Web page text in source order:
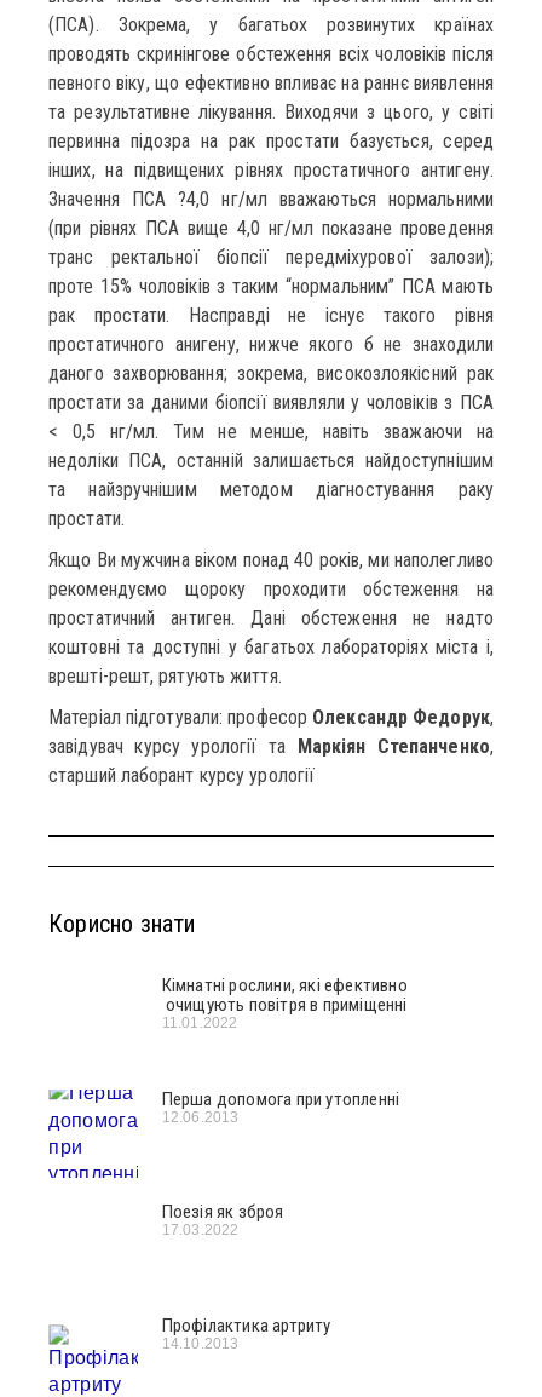
(ПСА). Зокрема, у багатьох розвинутих країнах
проводять скринінгове обстеження всіх чоловіків після
певного віку, що ефективно впливає на раннє виявлення
та результативне лікування. Виходячи з цього, у світі
первинна підозра на рак простати базується, серед
інших, на підвищених рівнях простатичного антигену.
Значення ПСА ?4,0 нг/мл вважаються нормальними
(при рівнях ПСА вище 4,0 нг/мл показане проведення
транс ректальної біопсії передміхурової залози);
проте 15% чоловіків з таким “нормальним” ПСА мають
рак простати. Насправді не існує такого рівня
простатичного анигену, нижче якого б не знаходили
даного захворювання; зокрема, високозлоякісний рак
простати за даними біопсії виявляли у чоловіків з ПСА
< 0,5 нг/мл. Тим не менше, навіть зважаючи на
недоліки ПСА, останній залишається найдоступнішим
та найзручнішим методом діагностування раку
простати.
Якщо Ви мужчина віком понад 40 років, ми наполегливо
рекомендуємо щороку проходити обстеження на
простатичний антиген. Дані обстеження не надто
коштовні та доступні у багатьох лабораторіях міста і,
врешті-решт, рятують життя.
Матеріал підготували: професор Олександр Федорук,
завідувач курсу урології та Маркіян Степанченко,
старший лаборант курсу урології
Корисно знати
Кімнатні рослини, які ефективно
очищують повітря в приміщенні
11.01.2022
Перша допомога при утопленні
12.06.2013
Поезія як зброя
17.03.2022
Профілактика артриту
14.10.2013